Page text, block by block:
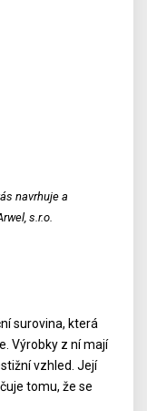
navrhuje a
s.r.o.
surovina, která
Výrobky z ní mají
vzhled. Její
tomu, že se